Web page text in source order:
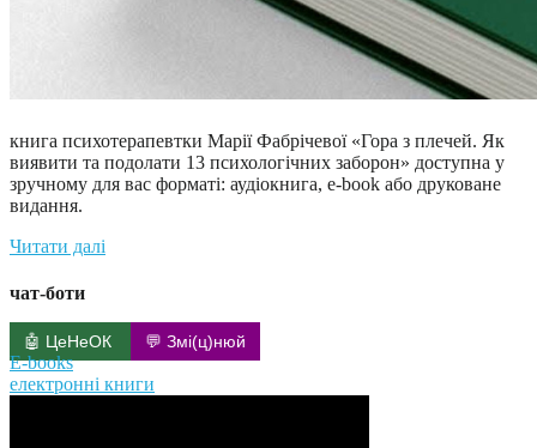
книга психотерапевтки Марії Фабрічевої «Гора з плечей. Як
виявити та подолати 13 психологічних заборон» доступна у
зручному для вас форматі: аудіокнига, e-book або друковане
видання.
Читати далі
чат-боти
🤖 ЦеНеОК 💬 Змі(ц)нюй
E-books
електронні книги